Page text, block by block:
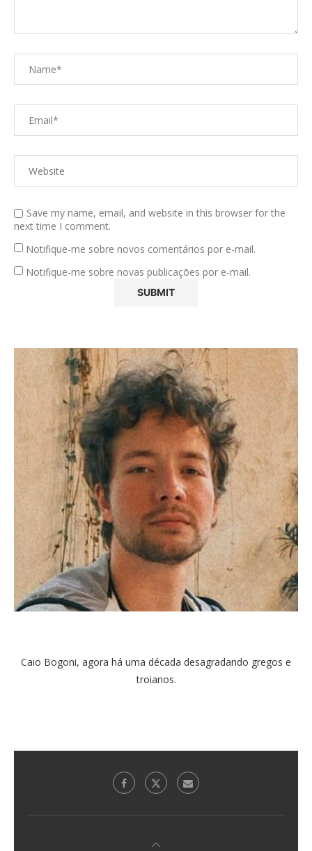
Save my name, email, and website in this browser for the
next time I comment.
Notifique-me sobre novos comentários por e-mail.
Notifique-me sobre novas publicações por e-mail.
Caio Bogoni, agora há uma década desagradando gregos e
troianos.